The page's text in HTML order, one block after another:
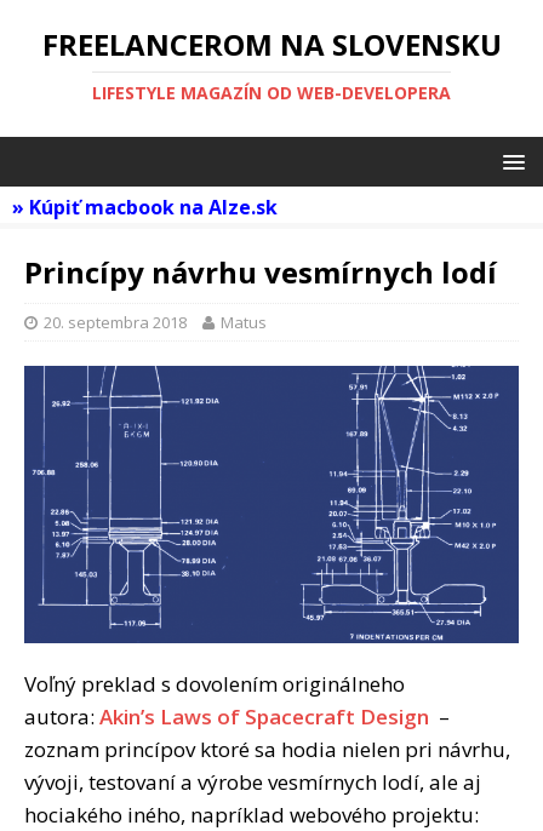
FREELANCEROM NA SLOVENSKU
LIFESTYLE MAGAZÍN OD WEB-DEVELOPERA
» Kúpiť macbook na Alze.sk
Princípy návrhu vesmírnych lodí
20. septembra 2018 Matus
Voľný preklad s dovolením originálneho
autora: Akin’s Laws of Spacecraft Design –
zoznam princípov ktoré sa hodia nielen pri návrhu,
vývoji, testovaní a výrobe vesmírnych lodí, ale aj
hociakého iného, napríklad webového projektu: